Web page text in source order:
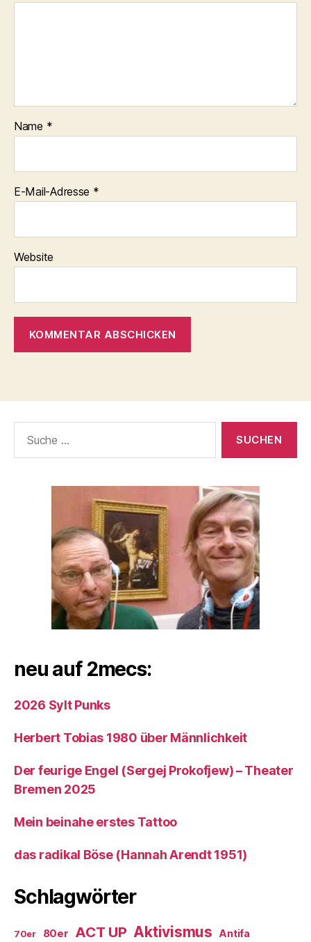
Name *
E-Mail-Adresse *
Website
nach:
neu auf 2mecs:
2026 Sylt Punks
Herbert Tobias 1980 über Männlichkeit
Der feurige Engel (Sergej Prokofjew) – Theater
Bremen 2025
Mein beinahe erstes Tattoo
das radikal Böse (Hannah Arendt 1951)
Schlagwörter
70er 80er ACT UP Aktivismus Antifa